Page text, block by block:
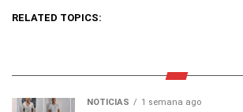
RELATED TOPICS:
NOTICIAS 1 semana ago